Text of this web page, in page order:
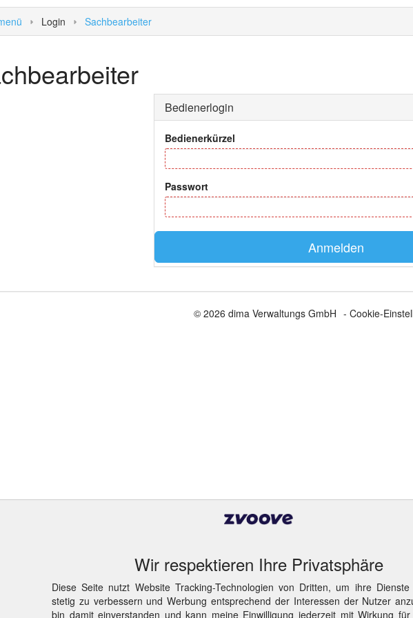
Login Sachbearbeiter
Bedienerlogin
Bedienerkürzel
Passwort
Anmelden
© 2026 dima Verwaltungs GmbH - Cookie-
Wir respektieren Ihre Privatsphäre
Diese Seite nutzt Website Tracking-Technologien von Dritten, um ihre Dienste
stetig zu verbessern und Werbung entsprechend der Interessen der Nutzer
bin damit einverstanden und kann meine Einwilligung jederzeit mit Wirkung